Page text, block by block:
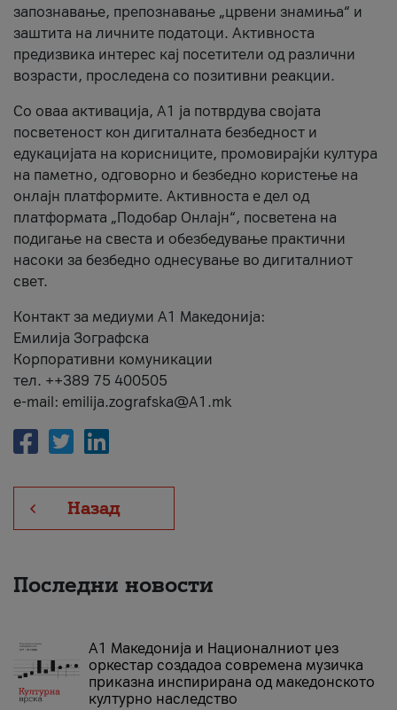
запознавање, препознавање „црвени знамиња“ и
заштита на личните податоци. Активноста
предизвика интерес кај посетители од различни
возрасти, проследена со позитивни реакции.
Со оваа активација, А1 ја потврдува својата
посветеност кон дигиталната безбедност и
едукацијата на корисниците, промовирајќи култура
на паметно, одговорно и безбедно користење на
онлајн платформите. Активноста е дел од
платформата „Подобар Онлајн“, посветена на
подигање на свеста и обезбедување практични
насоки за безбедно однесување во дигиталниот
свет.
Контакт за медиуми А1 Македонија:
Емилија Зографска
Корпоративни комуникации
тел. ++389 75 400505
e-mail: emilija.zografska@A1.mk
Назад
Последни новости
А1 Македонија и Националниот џез
оркестар создадоа современа музичка
приказна инспирирана од македонското
културно наследство